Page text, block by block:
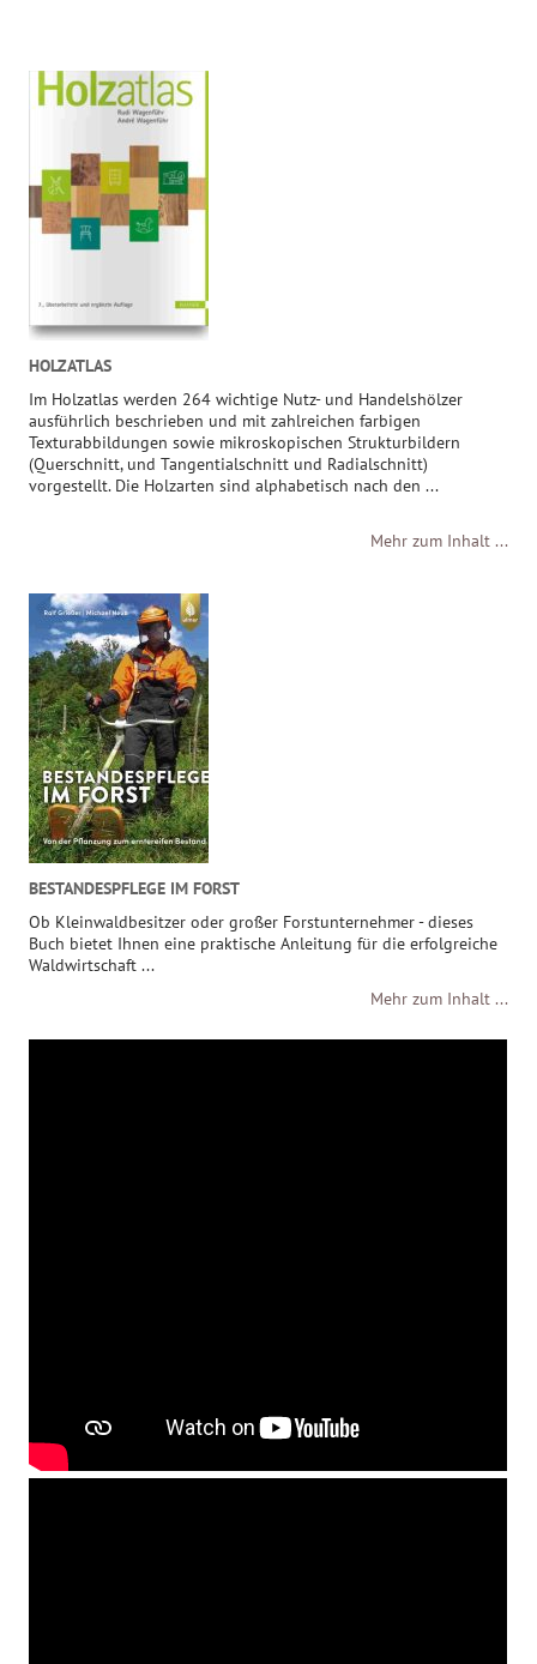
HOLZATLAS
Im Holzatlas werden 264 wichtige Nutz- und Handelshölzer
ausführlich beschrieben und mit zahlreichen farbigen
Texturabbildungen sowie mikroskopischen Strukturbildern
(Querschnitt, und Tangentialschnitt und Radialschnitt)
vorgestellt. Die Holzarten sind alphabetisch nach den ...
Mehr zum Inhalt ...
BESTANDESPFLEGE IM FORST
Ob Kleinwaldbesitzer oder großer Forstunternehmer - dieses
Buch bietet Ihnen eine praktische Anleitung für die erfolgreiche
Waldwirtschaft ...
Mehr zum Inhalt ...